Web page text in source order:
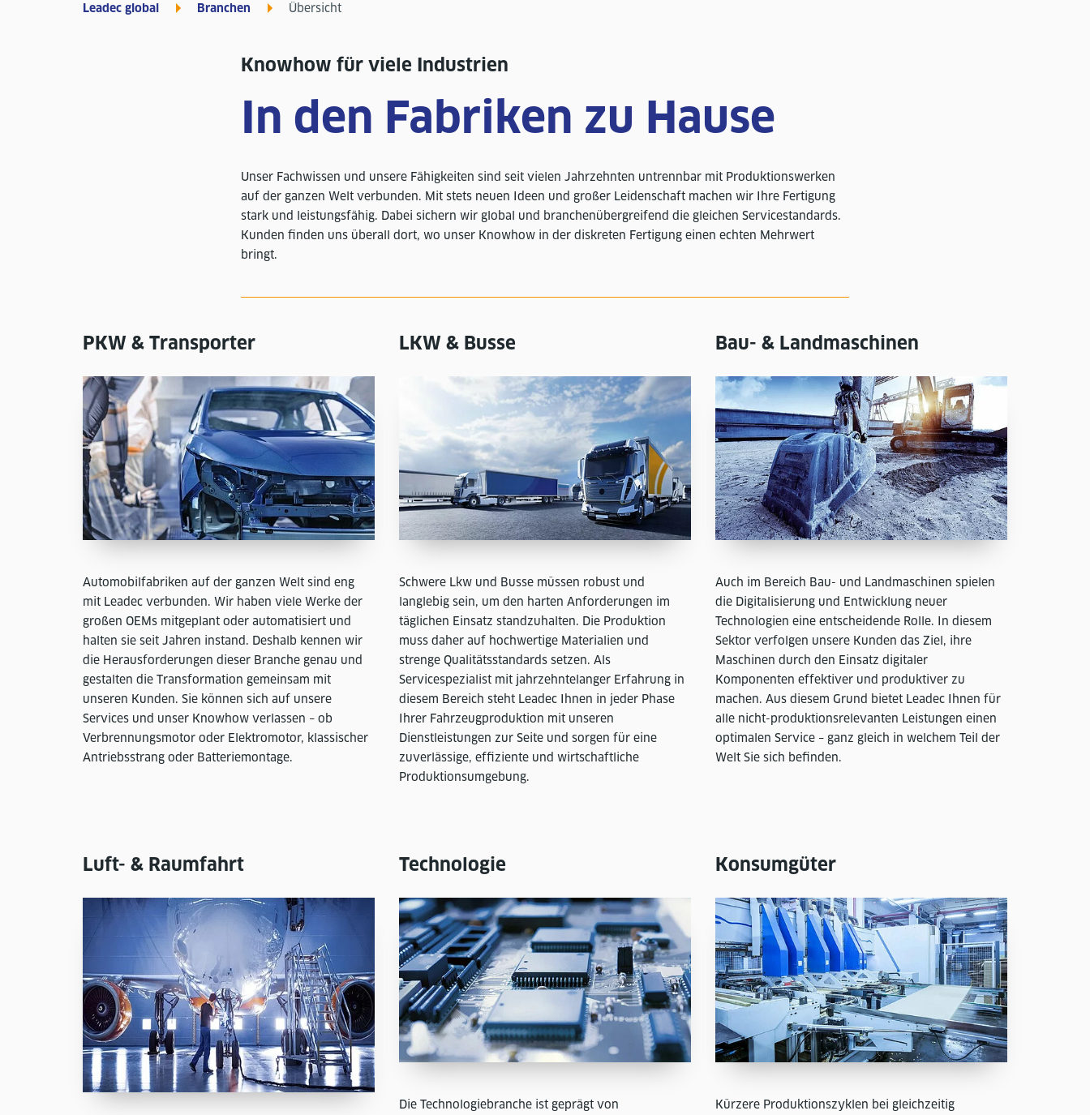
Leadec global Branchen Übersicht
In den Fabriken zu Hause
Knowhow für viele Industrien
Unser Fachwissen und unsere Fähigkeiten sind seit vielen Jahrzehnten untrennbar mit Produktionswerken
auf der ganzen Welt verbunden. Mit stets neuen Ideen und großer Leidenschaft machen wir Ihre Fertigung
stark und leistungsfähig. Dabei sichern wir global und branchenübergreifend die gleichen Servicestandards.
Kunden finden uns überall dort, wo unser Knowhow in der diskreten Fertigung einen echten Mehrwert
bringt.
PKW & Transporter
Automobilfabriken auf der ganzen Welt sind eng
mit Leadec verbunden. Wir haben viele Werke der
großen OEMs mitgeplant oder automatisiert und
halten sie seit Jahren instand. Deshalb kennen wir
die Herausforderungen dieser Branche genau und
gestalten die Transformation gemeinsam mit
unseren Kunden. Sie können sich auf unsere
Services und unser Knowhow verlassen – ob
Verbrennungsmotor oder Elektromotor, klassischer
Antriebsstrang oder Batteriemontage.
LKW & Busse
Schwere Lkw und Busse müssen robust und
langlebig sein, um den harten Anforderungen im
täglichen Einsatz standzuhalten. Die Produktion
muss daher auf hochwertige Materialien und
strenge Qualitätsstandards setzen. Als
Servicespezialist mit jahrzehntelanger Erfahrung in
diesem Bereich steht Leadec Ihnen in jeder Phase
Ihrer Fahrzeugproduktion mit unseren
Dienstleistungen zur Seite und sorgen für eine
zuverlässige, effiziente und wirtschaftliche
Produktionsumgebung.
Bau- & Landmaschinen
Auch im Bereich Bau- und Landmaschinen spielen
die Digitalisierung und Entwicklung neuer
Technologien eine entscheidende Rolle. In diesem
Sektor verfolgen unsere Kunden das Ziel, ihre
Maschinen durch den Einsatz digitaler
Komponenten effektiver und produktiver zu
machen. Aus diesem Grund bietet Leadec Ihnen für
alle nicht-produktionsrelevanten Leistungen einen
optimalen Service – ganz gleich in welchem Teil der
Welt Sie sich befinden.
Luft- & Raumfahrt Technologie
Die Technologiebranche ist geprägt von
Konsumgüter
Kürzere Produktionszyklen bei gleichzeitig